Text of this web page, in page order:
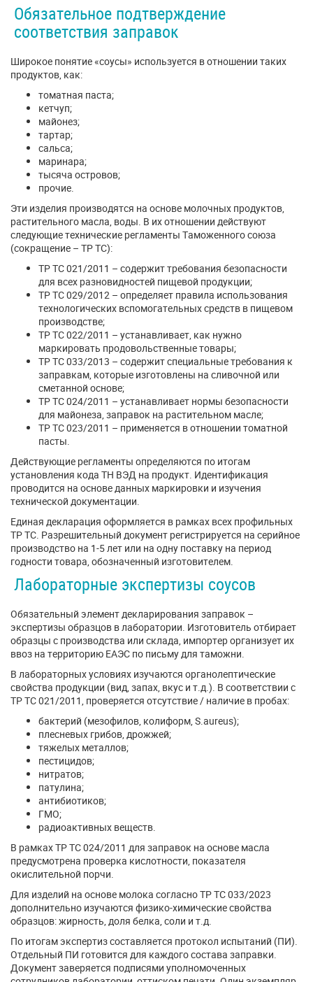
Обязательное подтверждение
соответствия заправок
Широкое понятие «соусы» используется в отношении таких
продуктов, как:
томатная паста;
кетчуп;
майонез;
тартар;
сальса;
маринара;
тысяча островов;
прочие.
Эти изделия производятся на основе молочных продуктов,
растительного масла, воды. В их отношении действуют
следующие технические регламенты Таможенного союза
(сокращение – ТР ТС):
ТР ТС 021/2011 – содержит требования безопасности
для всех разновидностей пищевой продукции;
ТР ТС 029/2012 – определяет правила использования
технологических вспомогательных средств в пищевом
производстве;
ТР ТС 022/2011 – устанавливает, как нужно
маркировать продовольственные товары;
ТР ТС 033/2013 – содержит специальные требования к
заправкам, которые изготовлены на сливочной или
сметанной основе;
ТР ТС 024/2011 – устанавливает нормы безопасности
для майонеза, заправок на растительном масле;
ТР ТС 023/2011 – применяется в отношении томатной
пасты.
Действующие регламенты определяются по итогам
установления кода ТН ВЭД на продукт. Идентификация
проводится на основе данных маркировки и изучения
технической документации.
Единая декларация оформляется в рамках всех профильных
ТР ТС. Разрешительный документ регистрируется на серийное
производство на 1-5 лет или на одну поставку на период
годности товара, обозначенный изготовителем.
Лабораторные экспертизы соусов
Обязательный элемент декларирования заправок –
экспертизы образцов в лаборатории. Изготовитель отбирает
образцы с производства или склада, импортер организует их
ввоз на территорию ЕАЭС по письму для таможни.
В лабораторных условиях изучаются органолептические
свойства продукции (вид, запах, вкус и т.д.). В соответствии с
ТР ТС 021/2011, проверяется отсутствие / наличие в пробах:
бактерий (мезофилов, колиформ, S.aureus);
плесневых грибов, дрожжей;
тяжелых металлов;
пестицидов;
нитратов;
патулина;
антибиотиков;
ГМО;
радиоактивных веществ.
В рамках ТР ТС 024/2011 для заправок на основе масла
предусмотрена проверка кислотности, показателя
окислительной порчи.
Для изделий на основе молока согласно ТР ТС 033/2023
дополнительно изучаются физико-химические свойства
образцов: жирность, доля белка, соли и т.д.
По итогам экспертиз составляется протокол испытаний (ПИ).
Отдельный ПИ готовится для каждого состава заправки.
Документ заверяется подписями уполномоченных